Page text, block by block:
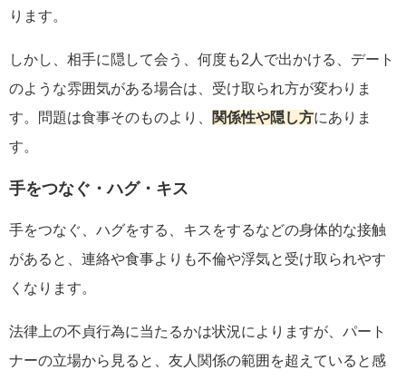
ります。
しかし、相手に隠して会う、何度も2人で出かける、デート
のような雰囲気がある場合は、受け取られ方が変わりま
す。問題は食事そのものより、
関係性や隠し方にありま
す。
手をつなぐ・ハグ・キス
手をつなぐ、ハグをする、キスをするなどの身体的な接触
があると、連絡や食事よりも不倫や浮気と受け取られやす
くなります。
法律上の不貞行為に当たるかは状況によりますが、パート
ナーの立場から見ると、友人関係の範囲を超えていると感